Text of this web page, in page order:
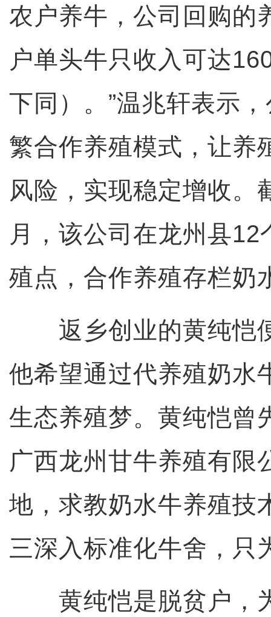
农户养牛，公司回购的
户单头牛只收入可达
下同）。”温兆轩表示
繁合作养殖模式，让养
风险，实现稳定增收。
月，该公司在龙州县
殖点，合作养殖存栏奶
返乡创业的黄纯恺
他希望通过代养殖奶水
生态养殖梦。黄纯恺曾
广西龙州甘牛养殖有限
地，求教奶水牛养殖技
三深入标准化牛舍，只
黄纯恺是脱贫户，